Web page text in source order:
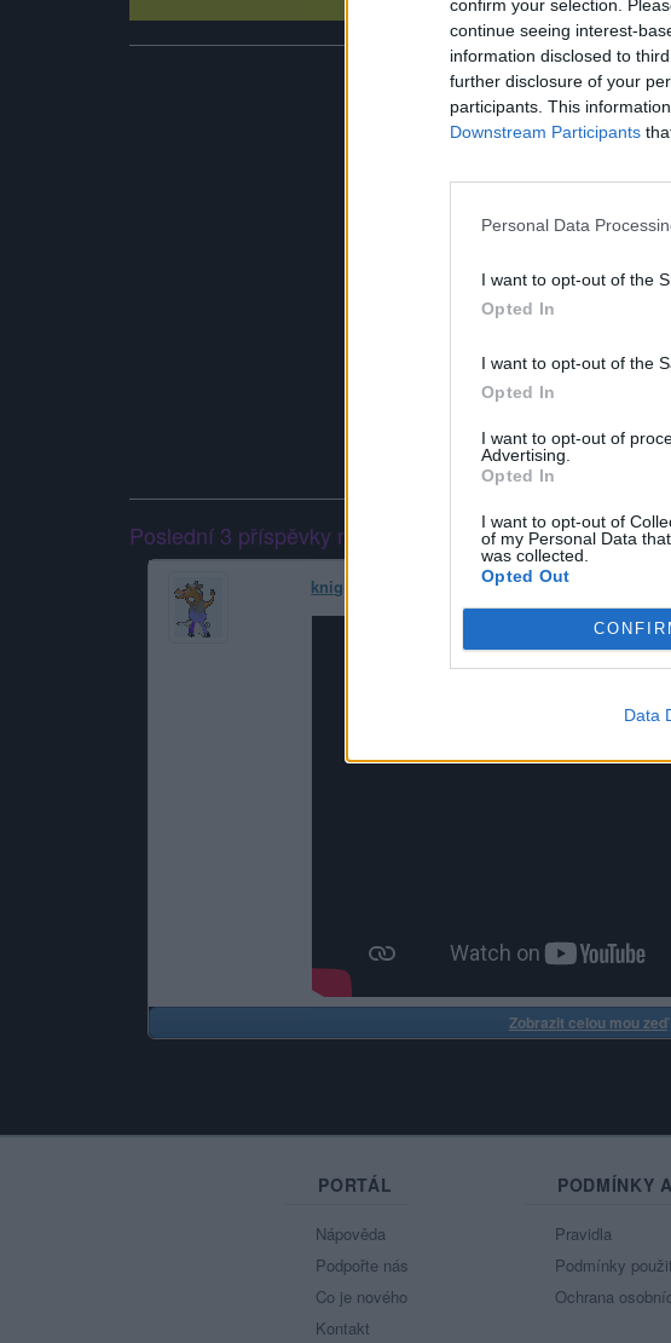
confirm your selection.
continue seeing interest-
information disclosed to
further disclosure of your
participants. This
Downstream Participants
Personal Data
I want to opt-out of the
Opted In
I want to opt-out of the
Opted In
I want to opt-out of
Advertising.
Opted In
I want to opt-out of
of my Personal Data
was collected.
Opted Out
Data
Poslední 3 příspěvky na mé zdi
knight-errant69
Zobrazit celou mou zeď
PORTÁL
Nápověda
Podpořte nás
Co je nového
Kontakt
PODMÍNKY
Pravidla
Podmínky
Ochrana